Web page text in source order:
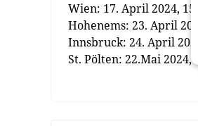
Wien: 17. April 2024,
Hohenems: 23. April
Innsbruck: 24. April
St. Pölten: 22.Mai 2024,